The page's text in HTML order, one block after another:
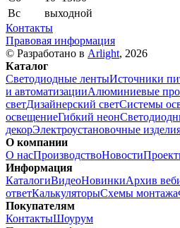
Вс
выходной
Контакты
Правовая информация
© Разработано в Arlight, 2026
Каталог
Светодиодные лентыИсточники
и автоматизацииАлюминиевые
светДизайнерский светСистемы
освещениеГибкий неон
декорЭлектроустановочные
О компании
О насПроизводствоНовости
Информация
КаталогиВидеоНовинкиАрхив
ответКалькуляторыСхемы монтажа
Покупателям
КонтактыШоурум